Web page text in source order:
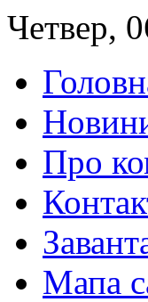
Четвер,
Про
Мапа